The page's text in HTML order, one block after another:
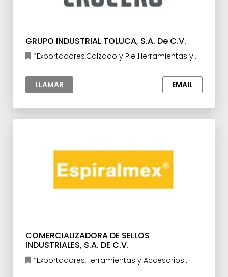
GRUPO INDUSTRIAL TOLUCA, S.A. De C.V.
*Exportadores,Calzado y Piel,Herramientas y
LLAMAR
EMAIL
COMERCIALIZADORA DE SELLOS
INDUSTRIALES, S.A. DE C.V.
*Exportadores,Herramientas y Accesorios